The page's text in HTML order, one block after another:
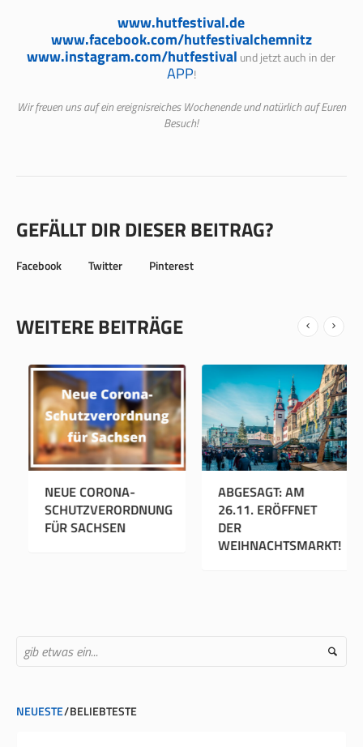
www.hutfestival.de
www.facebook.com/hutfestivalchemnitz
www.instagram.com/hutfestival und jetzt auch in der
APP!
Wir freuen uns auf ein ereignisreiches Wochenende und natürlich auf Euren
Besuch!
GEFÄLLT DIR DIESER BEITRAG?
Facebook Twitter Pinterest
WEITERE BEITRÄGE
GEWINNSPIEL
DEN RATHAUS
UND IM
NEUE CORONA-
SCHUTZVERORDNUNG
FÜR SACHSEN